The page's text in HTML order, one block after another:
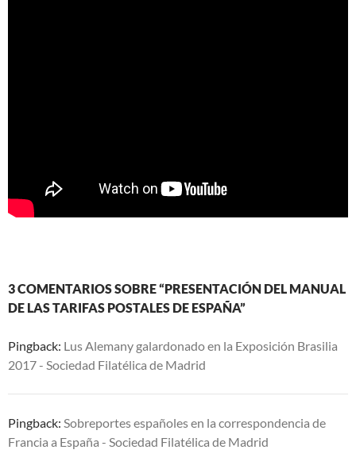
3 COMENTARIOS SOBRE “PRESENTACIÓN DEL MANUAL
DE LAS TARIFAS POSTALES DE ESPAÑA”
Pingback: Lus Alemany galardonado en la Exposición Brasilia
2017 - Sociedad Filatélica de Madrid
Pingback: Sobreportes españoles en la correspondencia de
Francia a España - Sociedad Filatélica de Madrid